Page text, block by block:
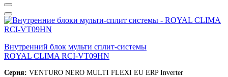
Внутренний блок мульти сплит-системы
ROYAL CLIMA RCI-VT09HN
Серия: VENTURO NERO MULTI FLEXI EU ERP Inverter